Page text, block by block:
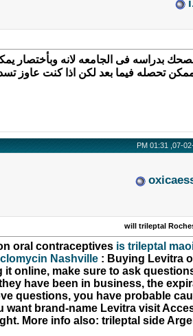
انصحك بدراسه فى الجامعه لانه
تحصله فيما بعد لكن اذا كنت عاوز
will trileptal
oral contraceptives is trileptal
Nashville : Buying Levitra
online, make sure to ask
have been in business, the
questions, you have probable
brand-name Levitra visit
More info also: trileptal side